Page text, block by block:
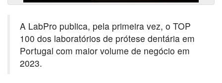
A LabPro publica, pela primeira vez, o TOP
100 dos laboratórios de prótese dentária em
Portugal com maior volume de negócio em
2023.